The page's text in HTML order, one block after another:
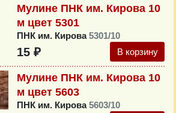
Мулине ПНК им. Кирова 10
м цвет 5301
ПНК им. Кирова5301/10
15 ₽ В корзину
Мулине ПНК им. Кирова 10
м цвет 5603
ПНК им. Кирова5603/10